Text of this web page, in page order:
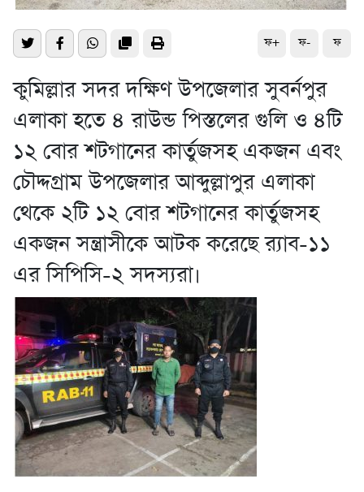
ফ+ ফ- ফ
কুমিল্লার সদর দক্ষিণ উপজেলার সুবর্নপুর
এলাকা হতে ৪ রাউন্ড পিস্তলের গুলি ও ৪টি
১২ বোর শটগানের কার্তুজসহ একজন এবং
চৌদ্দগ্রাম উপজেলার আব্দুল্লাপুর এলাকা
থেকে ২টি ১২ বোর শটগানের কার্তুজসহ
একজন সন্ত্রাসীকে আটক করেছে র‌্যাব-১১
এর সিপিসি-২ সদস্যরা।